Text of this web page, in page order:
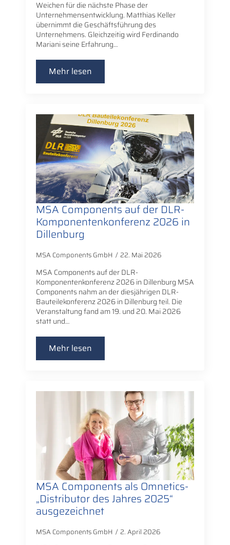
Weichen für die nächste Phase der
Unternehmensentwicklung. Matthias Keller
übernimmt die Geschäftsführung des
Unternehmens. Gleichzeitig wird Ferdinando
Mariani seine Erfahrung…
Mehr lesen
MSA Components auf der DLR-
Komponentenkonferenz 2026 in
Dillenburg
MSA Components GmbH 22. Mai 2026
MSA Components auf der DLR-
Komponentenkonferenz 2026 in Dillenburg MSA
Components nahm an der diesjährigen DLR-
Bauteilekonferenz 2026 in Dillenburg teil. Die
Veranstaltung fand am 19. und 20. Mai 2026
statt und…
Mehr lesen
MSA Components als Omnetics-
„Distributor des Jahres 2025“
ausgezeichnet
MSA Components GmbH 2. April 2026